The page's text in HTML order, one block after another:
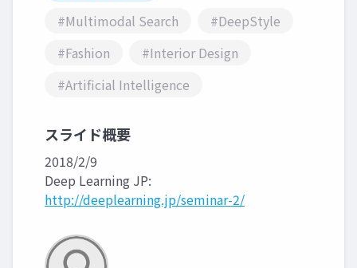
#Multimodal Search
#DeepStyle
#Fashion
#Interior Design
#Artificial Intelligence
スライド概要
2018/2/9
Deep Learning JP:
http://deeplearning.jp/seminar-2/